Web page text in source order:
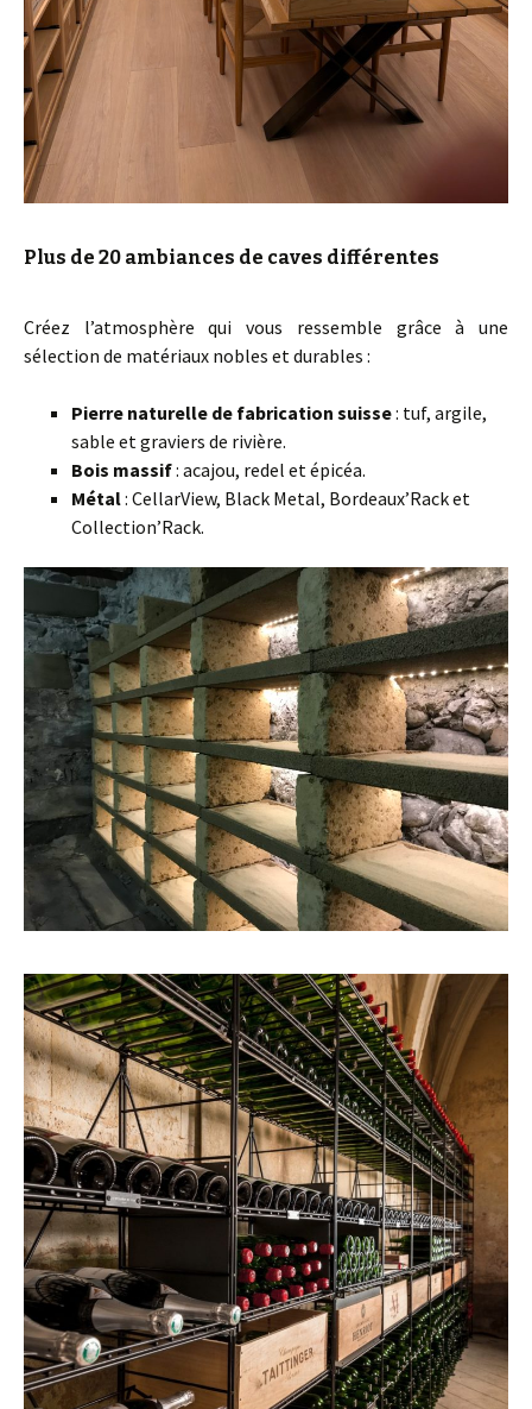
Plus de 20 ambiances de caves différentes
Créez l’atmosphère qui vous ressemble grâce à une
sélection de matériaux nobles et durables :
Pierre naturelle de fabrication suisse: tuf, argile,
sable et graviers de rivière.
Bois massif: acajou, redel et épicéa.
Métal: CellarView, Black Metal, Bordeaux’Rack et
Collection’Rack.